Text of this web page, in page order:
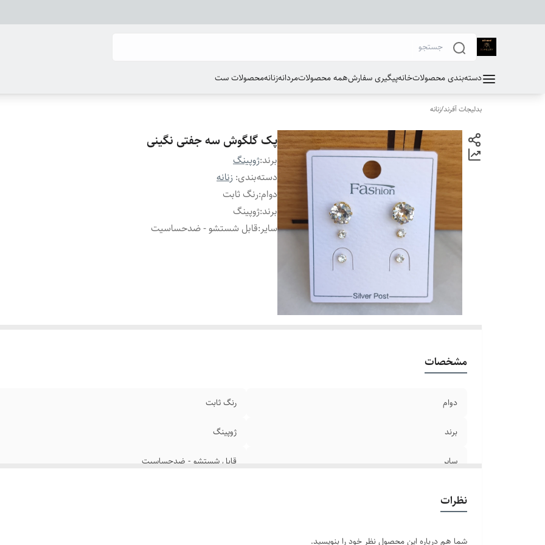
دسته‌بندی محصولاتخانهپیگیری سفارشهمه محصولاتمردانهزنانهمحصولات ست
بدلیجات آفرند/زنانه
پک گلگوش سه جفتی نگینی
برند:ژوپینگ
دسته‌بندی: زنانه
دوام:رنگ ثابت
برند:ژوپینگ
سایر:قابل شستشو - ضدحساسیت
مشخصات
دوام رنگ ثابت
برند ژوپینگ
سایر قابل شستشو - ضدحساسیت
نظرات
شما هم درباره این محصول نظر خود را بنویسید.